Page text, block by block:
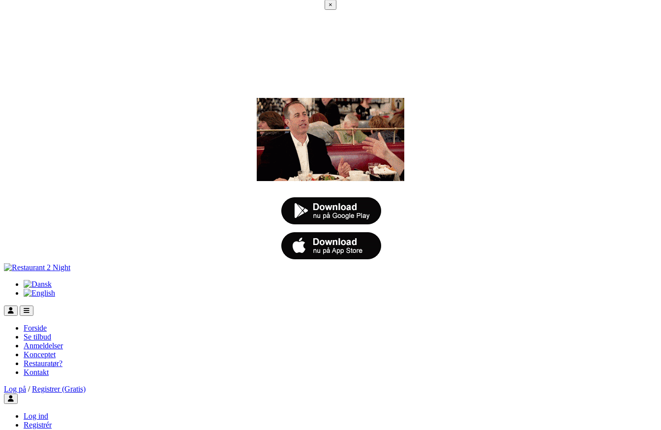
×
Forside
Se tilbud
Anmeldelser
Konceptet
Restauratør?
Kontakt
Log på / Registrer (Gratis)
Toggle user menu
Log ind
Registrér